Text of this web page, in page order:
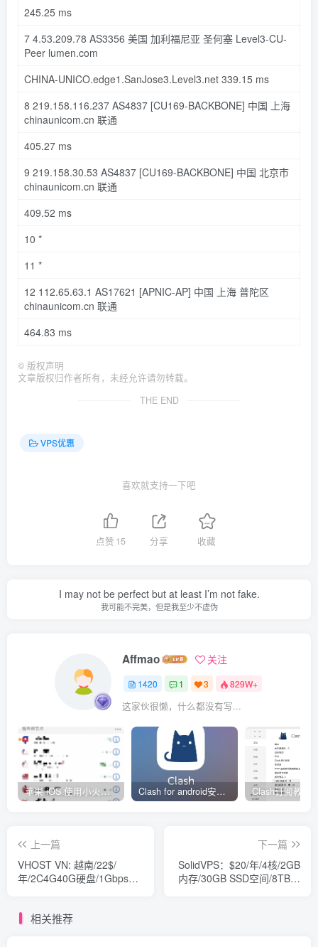
245.25 ms
7 4.53.209.78 AS3356 美国 加利福尼亚 圣何塞 Level3-CU-
Peer lumen.com
CHINA-UNICO.edge1 .SanJose3.Level3.net 339.15 ms
8 219.158.116.237 AS4837 [CU169-BACKBONE] 中国 上海
chinaunicom.cn 联通
405.27 ms
9 219.158.30.53 AS4837 [CU169-BACKBONE] 中国 北京市
chinaunicom.cn 联通
409.52 ms
10 *
11 *
12 112.65.63.1 AS17621 [APNIC-AP] 中国 上海 普陀区
chinaunicom.cn 联通
464.83 ms
© 版权声明
文章版权归作者所有，未经允许请勿转载。
THE END
VPS优惠
喜欢就支持一下吧
点赞 15 分享 收藏
I may not be perfect but at least I’m not fake.
我可能不完美，但是我至少不虚伪
Affmao 关注
1420 1 3 829W+
这家伙很懒，什么都没有写...
苹果 iOS 使用小火箭(shadowrocket)新手教程 Clash for android安卓客户端保姆级新手使用教程
上一篇
VHOST VN: 越南/22$/
年/2C4G40G硬盘/1Gbps带
下一篇
SolidVPS：$20/年/4核/2GB
内存/30GB SSD空间/8TB流
相关推荐